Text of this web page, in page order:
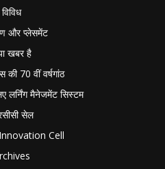
विविध
और प्लेसमेंट
खबर है
की 70 वीं वर्षगांठ
लर्निंग मैनेजमेंट सिस्टम
सेल
Cell